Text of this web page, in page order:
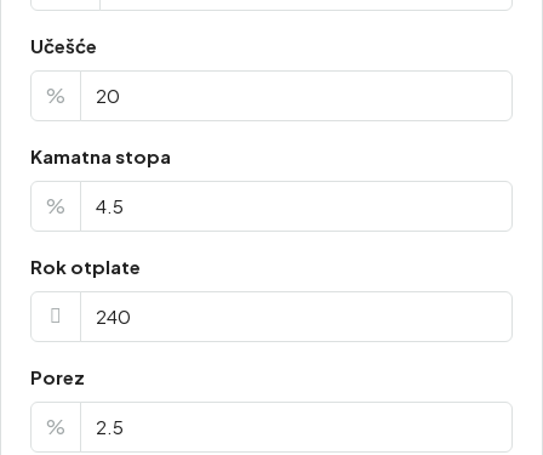
Učešće
%
Kamatna stopa
%
Rok otplate
Porez
%